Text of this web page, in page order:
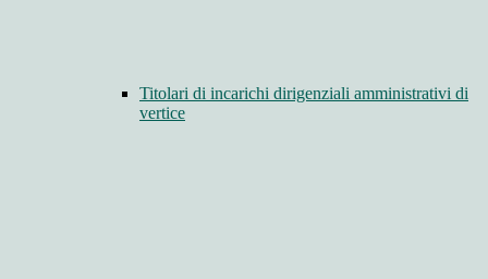
Titolari di incarichi dirigenziali amministrativi di
vertice